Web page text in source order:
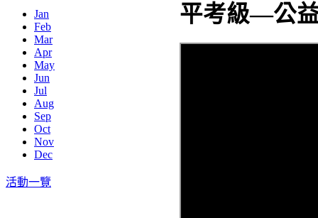
平考級—公
Jan
Feb
Mar
Apr
May
Jun
Jul
Aug
Sep
Oct
Nov
Dec
活動一覽